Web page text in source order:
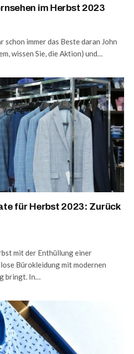
im Herbst 2023
immer das Beste daran John
wissen Sie, die Aktion) und…
für Herbst 2023: Zurück
mit der Enthüllung einer
Bürokleidung mit modernen
bringt. In…